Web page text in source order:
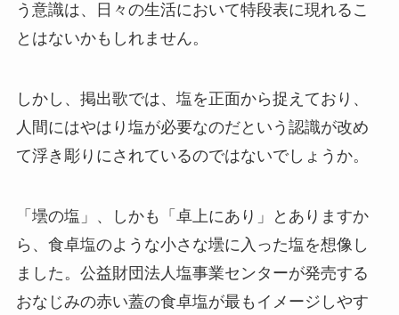
う意識は、日々の生活において特段表に現れるこ
とはないかもしれません。
しかし、掲出歌では、塩を正面から捉えており、
人間にはやはり塩が必要なのだという認識が改め
て浮き彫りにされているのではないでしょうか。
「壜の塩」、しかも「卓上にあり」とありますか
ら、食卓塩のような小さな壜に入った塩を想像し
ました。公益財団法人塩事業センターが発売する
おなじみの赤い蓋の食卓塩が最もイメージしやす